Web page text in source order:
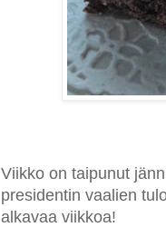
Viikko on taipunut
presidentin vaalien
alkavaa viikkoa!